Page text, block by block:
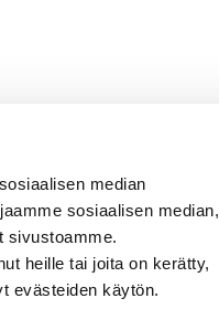
median
sosiaalisen median,
sivustoamme.
heille tai joita on kerätty,
evästeiden käytön.